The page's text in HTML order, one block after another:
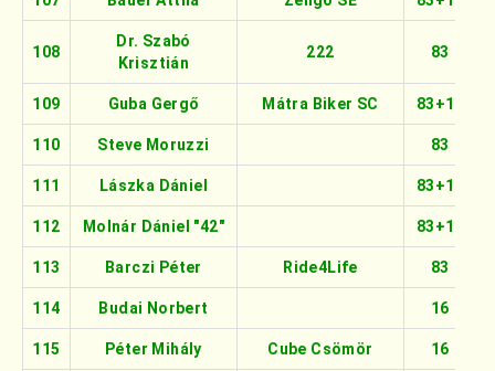
108
Dr. Szabó
Krisztián
222 83
109 Guba Gergő Mátra Biker SC 83+16
110 Steve Moruzzi 83
111 Lászka Dániel 83+16
112 Molnár Dániel "42" 83+16
113 Barczi Péter Ride4Life 83
114 Budai Norbert 16
115 Péter Mihály Cube Csömör 16